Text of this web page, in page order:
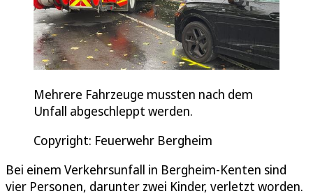
Mehrere Fahrzeuge mussten nach dem
Unfall abgeschleppt werden.
Copyright: Feuerwehr Bergheim
Bei einem Verkehrsunfall in Bergheim-Kenten sind
vier Personen, darunter zwei Kinder, verletzt worden.